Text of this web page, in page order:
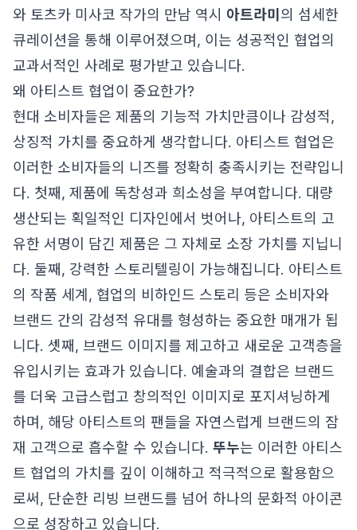
와 토츠카 미사코 작가의 만남 역시 아트라미 의 섬세한
큐레이션을 통해 이루어졌으며, 이는 성공적인 협업의
교과서적인 사례로 평가받고 있습니다.
왜 아티스트 협업이 중요한가?
현대 소비자들은 제품의 기능적 가치만큼이나 감성적,
상징적 가치를 중요하게 생각합니다. 아티스트 협업은
이러한 소비자들의 니즈를 정확히 충족시키는 전략입니
다. 첫째, 제품에 독창성과 희소성을 부여합니다. 대량
생산되는 획일적인 디자인에서 벗어나, 아티스트의 고
유한 서명이 담긴 제품은 그 자체로 소장 가치를 지닙니
다. 둘째, 강력한 스토리텔링이 가능해집니다. 아티스트
의 작품 세계, 협업의 비하인드 스토리 등은 소비자와
브랜드 간의 감성적 유대를 형성하는 중요한 매개가 됩
니다. 셋째, 브랜드 이미지를 제고하고 새로운 고객층을
유입시키는 효과가 있습니다. 예술과의 결합은 브랜드
를 더욱 고급스럽고 창의적인 이미지로 포지셔닝하게
하며, 해당 아티스트의 팬들을 자연스럽게 브랜드의 잠
재 고객으로 흡수할 수 있습니다. 뚜누는 이러한 아티스
트 협업의 가치를 깊이 이해하고 적극적으로 활용함으
로써, 단순한 리빙 브랜드를 넘어 하나의 문화적 아이콘
으로 성장하고 있습니다.